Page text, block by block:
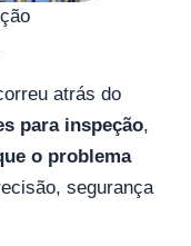
atrás do
para inspeção,
o problema
segurança